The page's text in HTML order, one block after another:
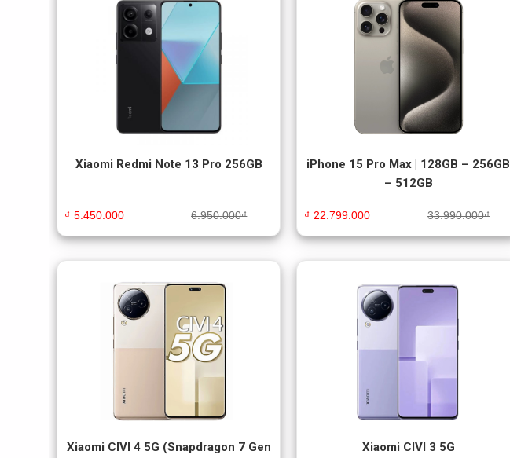
Xiaomi Redmi Note 13 Pro 256GB
6.950.000₫
5.450.000
₫
iPhone 15 Pro Max | 128GB – 256GB
– 512GB
33.990.000₫
22.799.000
₫
Xiaomi CIVI 4 5G (Snapdragon 7 Gen
Xiaomi CIVI 3 5G